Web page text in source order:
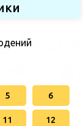
5 6
11 12